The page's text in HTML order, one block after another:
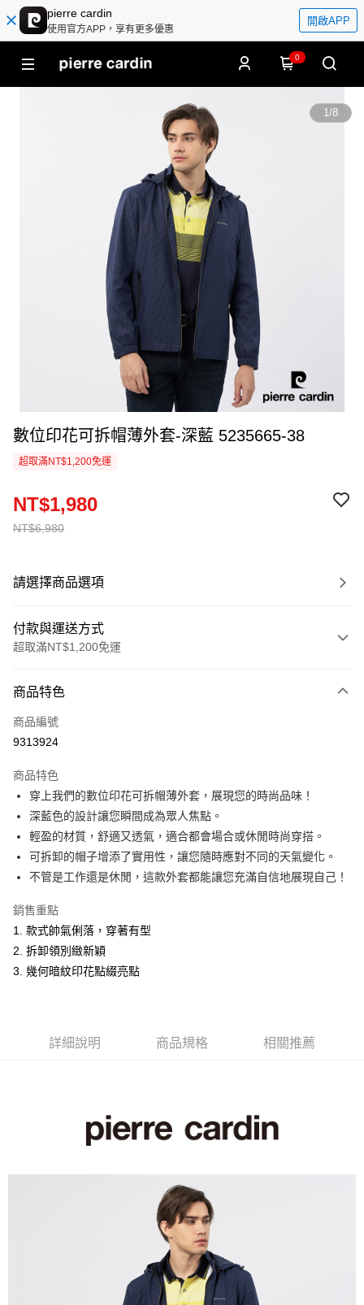
pierre cardin
使用官方APP，享有更多優惠
開啟APP
0
1/8
數位印花可拆帽薄外套-深藍 5235665-38
超取滿NT$1,200免運
NT$6,980
NT$1,980
請選擇商品選項
付款與運送方式
超取滿NT$1,200免運
信用卡一次付款
超商取貨付款
Apple Pay
悠遊付
Google Pay
ATM付款
全家取貨付款
每筆NT$60，滿NT$1,200(含以上)免運費
萊爾富取貨付款
每筆NT$60，滿NT$1,200(含以上)免運費
每筆NT$60，滿NT$1,200(含以上)免運費
每筆NT$60，滿NT$1,200(含以上)免運費
每筆NT$80，滿NT$1,200(含以上)免運費
商品特色
商品編號
9313924
商品特色
穿上我們的數位印花可拆帽薄外套，展現您的時尚品味！
深藍色的設計讓您瞬間成為眾人焦點。
輕盈的材質，舒適又透氣，適合都會場合或休閒時尚穿搭。
可拆卸的帽子增添了實用性，讓您隨時應對不同的天氣變化。
不管是工作還是休閒，這款外套都能讓您充滿自信地展現自己！
銷售重點
1. 款式帥氣俐落，穿著有型
2. 拆卸領別緻新穎
3. 幾何暗紋印花點綴亮點
詳細說明 商品規格 相關推薦